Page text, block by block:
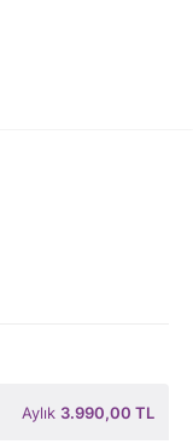
Aylık 3.990,00 TL